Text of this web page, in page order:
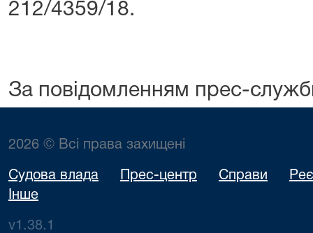
212/4359/18.
За повідомленням прес-
2026 © Всі права захищені
Судова влада Прес-центр Справи
Інше
v1.38.1